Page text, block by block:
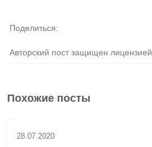
Авторский пост защищен лицензией
Поделиться
Похожие посты
28.07.2020